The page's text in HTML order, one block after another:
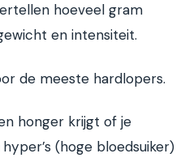
hoeveel gram
en intensiteit.
de meeste hardlopers.
honger krijgt of je
(hoge bloedsuiker)